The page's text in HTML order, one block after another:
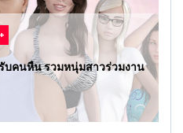
บคนหื่น รวมหนุ่มสาวร่วมงาน